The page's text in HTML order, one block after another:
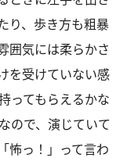
り、歩き方も粗暴
囲気には柔らかさ
を受けていない感
ってもらえるかな
ので、演じていて
怖っ！」って言わ